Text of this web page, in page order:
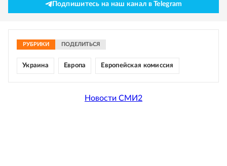
Подпишитесь на наш канал в Telegram
РУБРИКИ ПОДЕЛИТЬСЯ
Украина Европа Европейская комиссия
Новости СМИ2